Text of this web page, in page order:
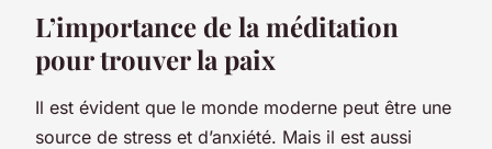
L’importance de la méditation
pour trouver la paix
Il est évident que le monde moderne peut être une
source de stress et d’anxiété. Mais il est aussi